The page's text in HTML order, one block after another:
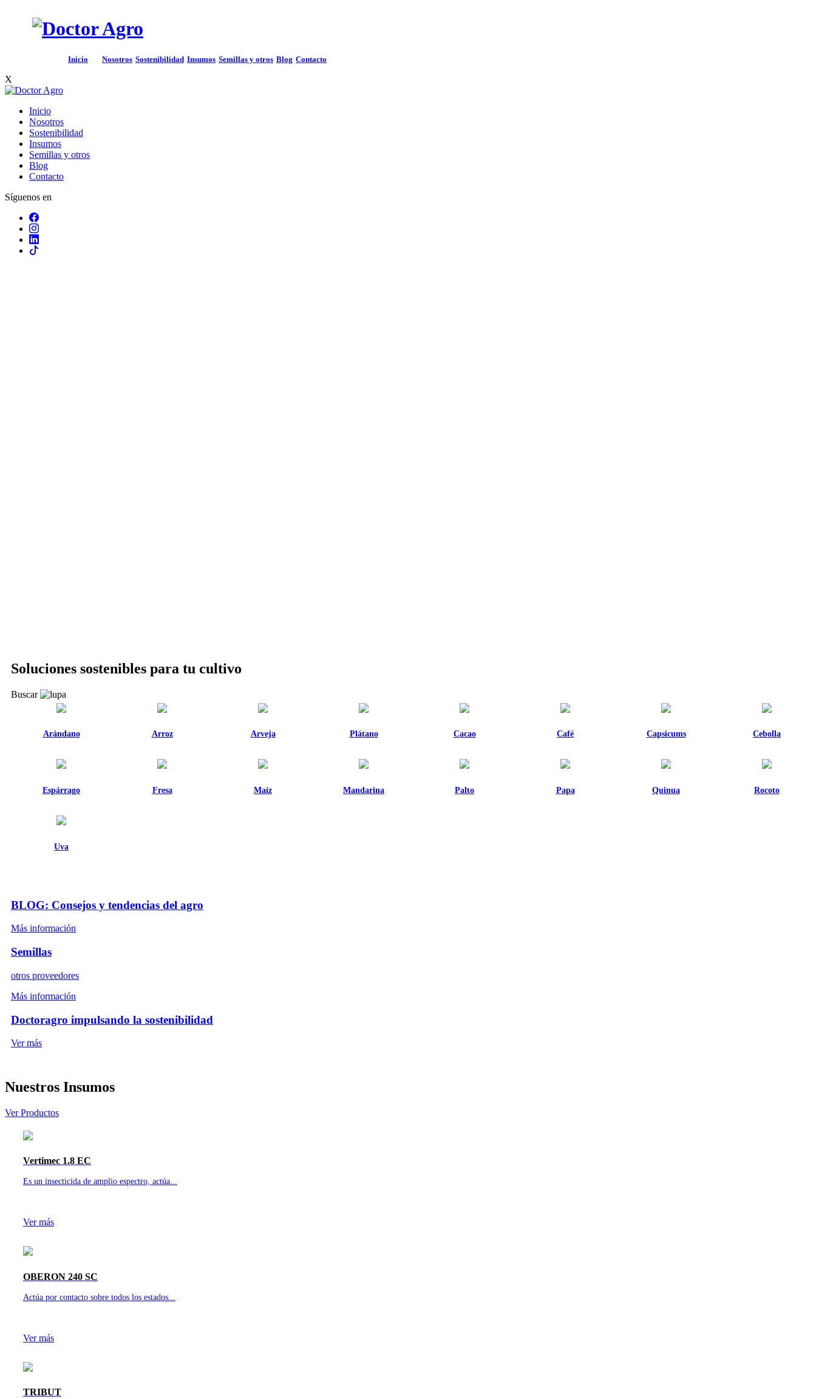
Inicio Nosotros Sostenibilidad Insumos Semillas y otros Blog Contacto
X
Inicio
Nosotros
Sostenibilidad
Insumos
Semillas y otros
Blog
Contacto
Síguenos en
Soluciones sostenibles para tu cultivo
Buscar
Arándano Arroz Arveja Plátano Cacao Café Capsicums Cebolla
Espárrago Fresa Maíz Mandarina Palto Papa Quinua Rocoto
Uva
BLOG: Consejos y tendencias del agro
Más información
Semillas
otros proveedores
Más información
Doctoragro impulsando la sostenibilidad
Ver más
Nuestros Insumos
Ver Productos
Vertimec 1.8 EC
Es un insecticida de amplio espectro, actúa...
Ver más
OBERON 240 SC
Actúa por contacto sobre todos los estados...
Ver más
TRIBUT